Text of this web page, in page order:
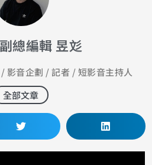
總編輯 昱彣
影音企劃 / 記者 / 短影音主持人
全部文章